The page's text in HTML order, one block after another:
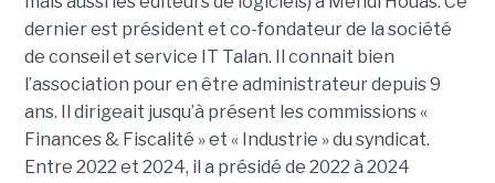
dernier est président et co-fondateur de la société
de conseil et service IT Talan. Il connait bien
l’association pour en être administrateur depuis 9
ans. Il dirigeait jusqu’à présent les commissions «
Finances & Fiscalité » et « Industrie » du syndicat.
Entre 2022 et 2024, il a présidé de 2022 à 2024